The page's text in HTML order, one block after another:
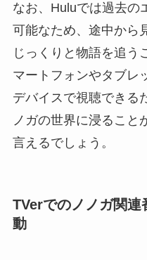
なお、Huluでは過去の
可能なため、途中から
じっくりと物語を追う
マートフォンやタブレ
デバイスで視聴できる
ノガの世界に浸ること
言えるでしょう。
TVerでのノノガ関
動